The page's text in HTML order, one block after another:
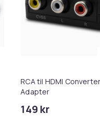
til SD/TF
RCA til HDMI
Adapter
149 kr